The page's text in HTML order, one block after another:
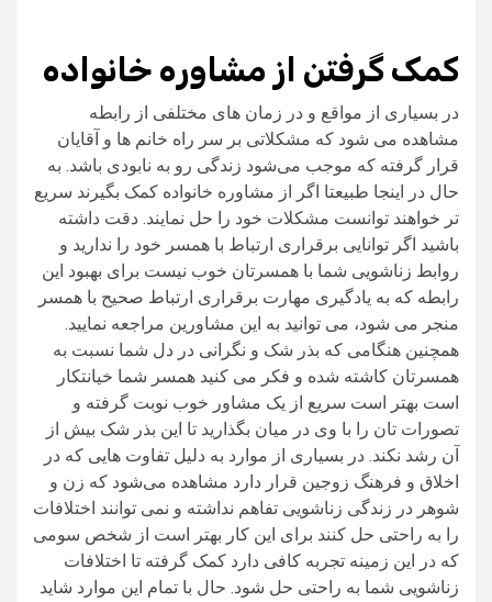
کمک گرفتن از مشاوره خانواده
در بسیاری از مواقع و در زمان های مختلفی از رابطه
مشاهده می شود که مشکلاتی بر سر راه خانم ها و آقایان
قرار گرفته که موجب می‌شود زندگی رو به نابودی باشد. به
حال در اینجا طبیعتا اگر از مشاوره خانواده کمک بگیرند سریع
تر خواهند توانست مشکلات خود را حل نمایند. دقت داشته
باشید اگر توانایی برقراری ارتباط با همسر خود را ندارید و
روابط زناشویی شما با همسرتان خوب نیست برای بهبود این
رابطه که به یادگیری مهارت برقراری ارتباط صحیح با همسر
منجر می شود، می توانید به این مشاورین مراجعه نمایید.
همچنین هنگامی که بذر شک و نگرانی در دل شما نسبت به
همسرتان کاشته شده و فکر می کنید همسر شما خیانتکار
است بهتر است سریع از یک مشاور خوب نوبت گرفته و
تصورات تان را با وی در میان بگذارید تا این بذر شک بیش از
آن رشد نکند. در بسیاری از موارد به دلیل تفاوت هایی که در
اخلاق و فرهنگ زوجین قرار دارد مشاهده می‌شود که زن و
شوهر در زندگی زناشویی تفاهم نداشته و نمی توانند اختلافات
را به راحتی حل کنند برای این کار بهتر است از شخص سومی
که در این زمینه تجربه کافی دارد کمک گرفته تا اختلافات
زناشویی شما به راحتی حل شود. حال با تمام این موارد شاید